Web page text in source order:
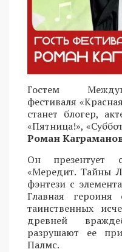
Гостем
фестиваля
станет блогер,
«Пятница!»,
Роман
Он презентует
«Мередит. Тайны
фэнтези с
Главная героиня
таинственных
древней
разрушают ее
Палмс.